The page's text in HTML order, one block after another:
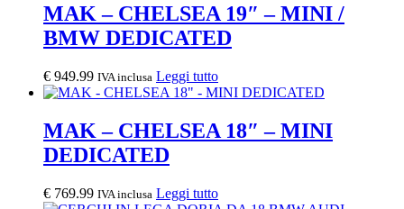
MAK – CHELSEA 19″ – MINI /
BMW DEDICATED
€ 949.99 IVA inclusa Leggi tutto
MAK – CHELSEA 18″ – MINI
DEDICATED
€ 769.99 IVA inclusa Leggi tutto